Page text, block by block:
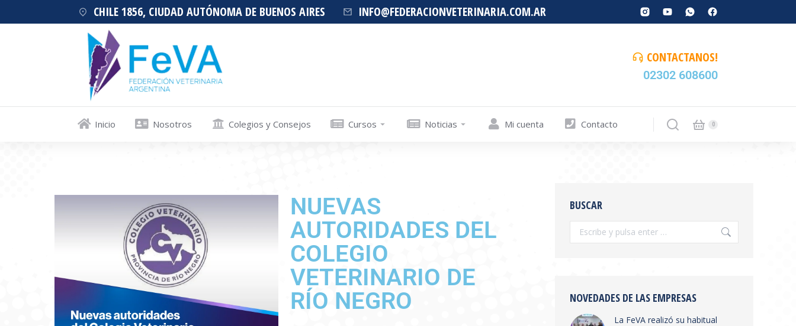
CHILE 1856, CIUDAD AUTÓNOMA DE BUENOS AIRES INFO@FEDERACIONVETERINARIA.COM.AR
CONTACTANOS!
02302 608600
Inicio Nosotros Colegios y Consejos Cursos Noticias Mi cuenta Contacto
NUEVAS
AUTORIDADES DEL
COLEGIO
VETERINARIO DE
RÍO NEGRO
BUSCAR
NOVEDADES DE LAS EMPRESAS
La FeVA realizó su habitual